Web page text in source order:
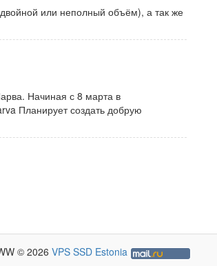
или неполный объём), а так же
Начиная с 8 марта в
Планирует создать добрую
© 2026 VPS SSD Estonia